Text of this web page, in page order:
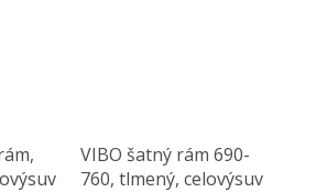
VIBO šatný rám 690-
760, tlmený, celovýsuv